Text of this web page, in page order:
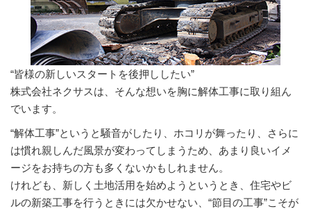
“皆様の新しいスタートを後押ししたい”
株式会社ネクサスは、そんな想いを胸に解体工事に取り組ん
でいます。
“解体工事”というと騒音がしたり、ホコリが舞ったり、さらに
は慣れ親しんだ風景が変わってしまうため、あまり良いイメ
ージをお持ちの方も多くないかもしれません。
けれども、新しく土地活用を始めようというとき、住宅やビ
ルの新築工事を行うときには欠かせない、“節目の工事”こそが